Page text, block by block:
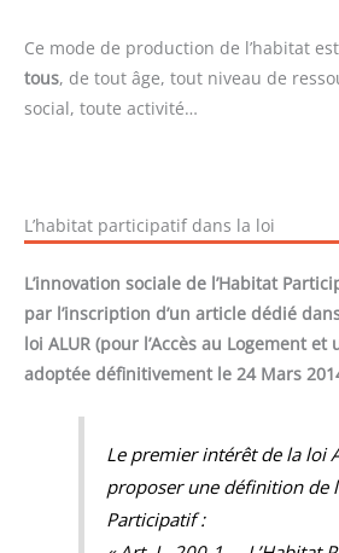
Ce mode de production de l’habitat est
tous, de tout âge, tout niveau de
social, toute activité…
L’habitat participatif dans la loi
L’innovation sociale de l’Habitat
par l’inscription d’un article dédié
loi ALUR (pour l’Accès au Logement
adoptée définitivement le 24 Mars
Le premier intérêt de la loi
proposer une définition de
Participatif :